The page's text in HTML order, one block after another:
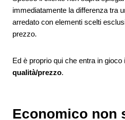
immediatamente la differenza tra
arredato con elementi scelti
prezzo.
Ed è proprio qui che entra in gioco
qualità/prezzo.
Economico non